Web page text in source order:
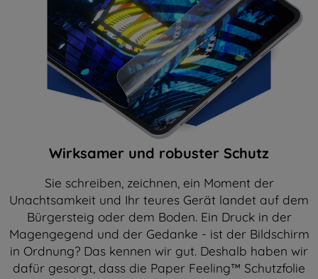
Wirksamer und robuster Schutz
Sie schreiben, zeichnen, ein Moment der
Unachtsamkeit und Ihr teures Gerät landet auf dem
Bürgersteig oder dem Boden. Ein Druck in der
Magengegend und der Gedanke - ist der Bildschirm
in Ordnung? Das kennen wir gut. Deshalb haben wir
dafür gesorgt, dass die Paper Feeling™ Schutzfolie